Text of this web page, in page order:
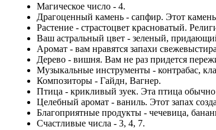
Магическое число - 4.
Драгоценный камень - сапфир. Этот
Растение - страстоцвет красноватый.
Ваш астральный цвет - зеленый,
Аромат - вам нравятся запахи
Дерево - вишня. Вам не раз придется
Музыкальные инструменты - контрабас,
Композиторы - Гайдн, Вагнер.
Птица - крикливый зуек. Эта птица
Целебный аромат - ваниль. Этот запах
Благоприятные продукты - чечевица,
Счастливые числа - 3, 4, 7.